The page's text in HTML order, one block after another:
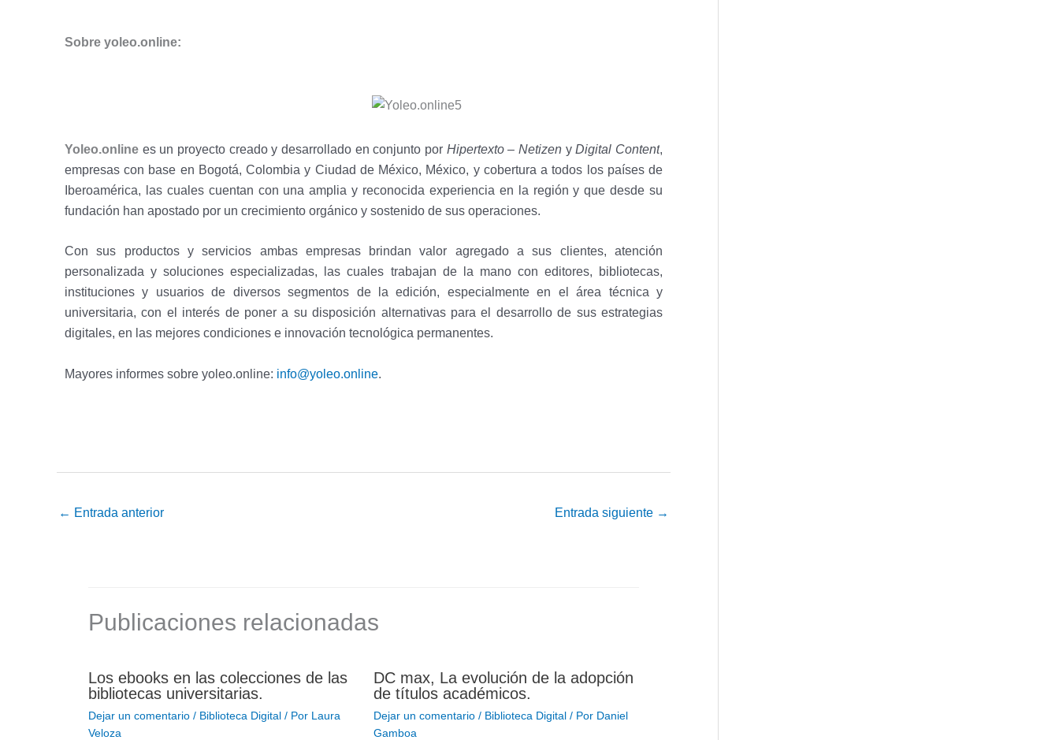
Sobre yoleo.online:
Yoleo.online es un proyecto creado y desarrollado en conjunto por Hipertexto – Netizen yDigital Content,
empresas con base en Bogotá, Colombia y Ciudad de México, México, y cobertura a todos los países de
Iberoamérica, las cuales cuentan con una amplia y reconocida experiencia en la región y que desde su
fundación han apostado por un crecimiento orgánico y sostenido de sus operaciones.
Con sus productos y servicios ambas empresas brindan valor agregado a sus clientes, atención
personalizada y soluciones especializadas, las cuales trabajan de la mano con editores, bibliotecas,
instituciones y usuarios de diversos segmentos de la edición, especialmente en el área técnica y
universitaria, con el interés de poner a su disposición alternativas para el desarrollo de sus estrategias
digitales, en las mejores condiciones e innovación tecnológica permanentes.
Mayores informes sobre yoleo.online: info@yoleo.online.
← Entrada anterior Entrada siguiente →
Publicaciones relacionadas
Los ebooks en las colecciones de las
bibliotecas universitarias.
Dejar un comentario / Biblioteca Digital / Por Laura
Veloza
DC max, La evolución de la adopción
de títulos académicos.
Dejar un comentario / Biblioteca Digital / Por Daniel
Gamboa